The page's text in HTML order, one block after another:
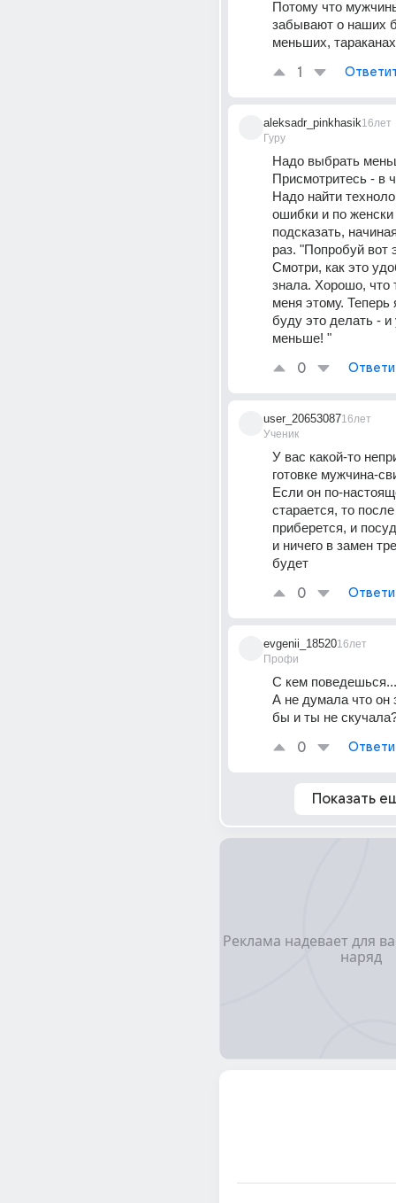
Потому что
забывают о наших
меньших, тараканах
1
aleksadr_pinkhasik
Гуру
16лет
Надо выбрать
Присмотритесь - в
Надо найти
ошибки и по
подсказать,
раз. "Попробуй вот
Смотри, как это
знала. Хорошо, что
меня этому. Теперь
буду это делать - и
меньше! "
0
user_20653087
Ученик
16лет
У вас какой-то
готовке мужчина-
Если он по-
старается, то после
приберется, и
и ничего в замен
будет
0
evgenii_18520
Профи
16лет
С кем
А не думала что он
бы и ты не
0
Показать